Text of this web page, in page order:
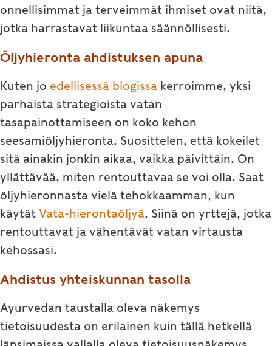
onnellisimmat ja terveimmät ihmiset ovat niitä,
jotka harrastavat liikuntaa säännöllisesti.
Öljyhieronta ahdistuksen apuna
Kuten jo edellisessä blogissa kerroimme, yksi
parhaista strategioista vatan
tasapainottamiseen on koko kehon
seesamiöljyhieronta. Suosittelen, että kokeilet
sitä ainakin jonkin aikaa, vaikka päivittäin. On
yllättävää, miten rentouttavaa se voi olla. Saat
öljyhieronnasta vielä tehokkaamman, kun
käytät Vata-hierontaöljyä. Siinä on yrttejä, jotka
rentouttavat ja vähentävät vatan virtausta
kehossasi.
Ahdistus yhteiskunnan tasolla
Ayurvedan taustalla oleva näkemys
tietoisuudesta on erilainen kuin tällä hetkellä